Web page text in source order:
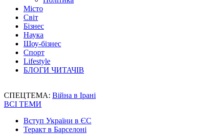
Місто
Світ
Бізнес
Наука
Шоу-бізнес
Спорт
Lifestyle
БЛОГИ ЧИТАЧІВ
СПЕЦТЕМА: Війна в Ірані
ВСІ ТЕМИ
Вступ України в ЄС
Теракт в Барселоні